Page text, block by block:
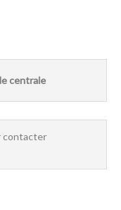
centrale
contacter